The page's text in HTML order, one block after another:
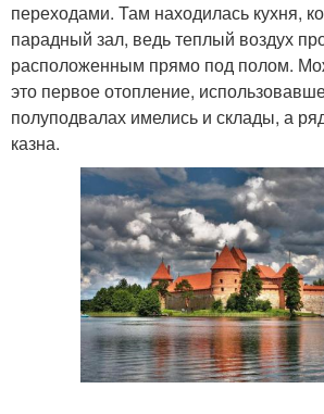
переходами. Там находилась кухня,
парадный зал, ведь теплый воздух
расположенным прямо под полом.
это первое отопление,
полуподвалах имелись и склады, а
казна.